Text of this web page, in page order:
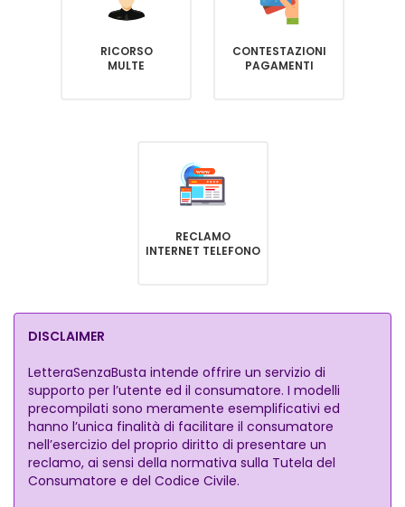
RICORSO
MULTE
CONTESTAZIONI
PAGAMENTI
RECLAMO
INTERNET TELEFONO
DISCLAIMER
LetteraSenzaBusta intende offrire un servizio di
supporto per l’utente ed il consumatore. I modelli
precompilati sono meramente esemplificativi ed
hanno l’unica finalità di facilitare il consumatore
nell’esercizio del proprio diritto di presentare un
reclamo, ai sensi della normativa sulla Tutela del
Consumatore e del Codice Civile.